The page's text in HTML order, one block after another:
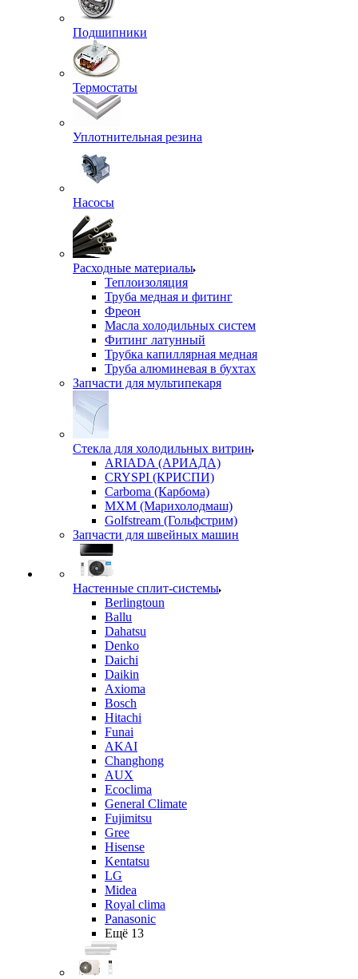
Подшипники
Термостаты
Уплотнительная резина
Насосы
Расходные материалы
Теплоизоляция
Труба медная и фитинг
Фреон
Масла холодильных систем
Фитинг латунный
Трубка капиллярная медная
Труба алюминевая в бухтах
Запчасти для мультипекаря
Стекла для холодильных витрин
ARIADA (АРИАДА)
CRYSPI (КРИСПИ)
Carboma (Карбома)
MXM (Марихолодмаш)
Golfstream (Гольфстрим)
Запчасти для швейных машин
Настенные сплит-системы
Berlingtoun
Ballu
Dahatsu
Denko
Daichi
Daikin
Axioma
Bosch
Hitachi
Funai
AKAI
Changhong
AUX
Ecoclima
General Climate
Fujimitsu
Gree
Hisense
Kentatsu
LG
Midea
Royal clima
Panasonic
Ещё 13